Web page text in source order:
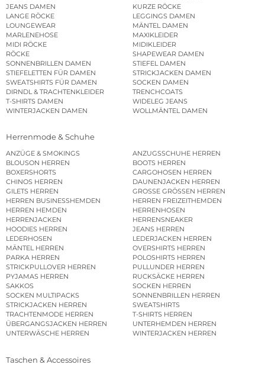
JEANS DAMEN
KURZE RÖCKE
LANGE RÖCKE
LEGGINGS DAMEN
LOUNGEWEAR
MÄNTEL DAMEN
MARLENEHOSE
MAXIKLEIDER
MIDI RÖCKE
MIDIKLEIDER
RÖCKE
SHAPEWEAR DAMEN
SONNENBRILLEN DAMEN
STIEFEL DAMEN
STIEFELETTEN FÜR DAMEN
STRICKJACKEN DAMEN
SWEATSHIRTS FÜR DAMEN
SOCKEN DAMEN
DIRNDL & TRACHTENKLEIDER
TRENCHCOATS
T-SHIRTS DAMEN
WIDELEG JEANS
WINTERJACKEN DAMEN
WOLLMÄNTEL DAMEN
Herrenmode & Schuhe
ANZÜGE & SMOKINGS
ANZUGSSCHUHE HERREN
BLOUSON HERREN
BOOTS HERREN
BOXERSHORTS
CARGOHOSEN HERREN
CHINOS HERREN
DAUNENJACKEN HERREN
GILETS HERREN
GROSSE GRÖSSEN HERREN
HERREN BUSINESSHEMDEN
HERREN FREIZEITHEMDEN
HERREN HEMDEN
HERRENHOSEN
HERRENJACKEN
HERRENSNEAKER
HOODIES HERREN
JEANS HERREN
LEDERHOSEN
LEDERJACKEN HERREN
MÄNTEL HERREN
OVERSHIRTS HERREN
PARKA HERREN
POLOSHIRTS HERREN
STRICKPULLOVER HERREN
PULLUNDER HERREN
PYJAMAS HERREN
RUCKSÄCKE HERREN
SAKKOS
SOCKEN HERREN
SOCKEN MULTIPACKS
SONNENBRILLEN HERREN
STRICKJACKEN HERREN
SWEATSHIRTS
TRACHTENMODE HERREN
T-SHIRTS HERREN
ÜBERGANGSJACKEN HERREN
UNTERHEMDEN HERREN
UNTERWÄSCHE HERREN
WINTERJACKEN HERREN
Taschen & Accessoires